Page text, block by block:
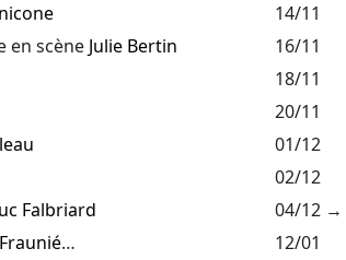
14/11
en scène Julie Bertin 16/11
18/11
20/11
01/12
02/12
Falbriard 04/12→
… 12/01